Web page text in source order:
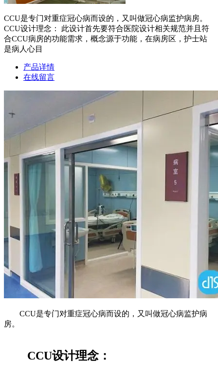
CCU是专门对重症冠心病而设的，又叫做冠心病监护病房。
CCU设计理念： 此设计首先要符合医院设计相关规范并且符
合CCU病房的功能需求，概念源于功能，在病房区，护士站
是病人心目
产品详情
在线留言
CCU是专门对重症冠心病而设的，又叫做冠心病监护病
房。
CCU设计理念：